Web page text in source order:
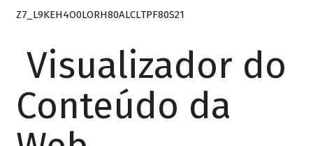
Z7_L9KEH4O0LORH80ALCLTPF80S21
Visualizador do
Conteúdo da